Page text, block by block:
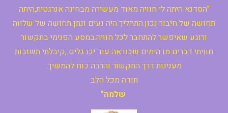
"הסדנא היתה לי חוויה מאוד מעשירה מבחינה אנרגטית,היתה
תחושה של חיבור נכון.התהליך היה נעים ונתן תחושה של שלווה
ורוגע שאיפשר להתחבר לכל חוויה.במסע הפנימי בתקשור
חוויתי דברים מדהימים שכנראה עוד יכו גלים ,קיבלתי תשובות
מענינות דרך התקשור והרבה כוח להמשיך.
תודה מכל הלב
שלמה"